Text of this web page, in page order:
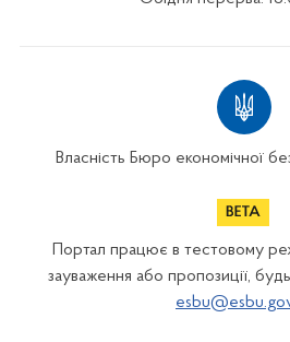
Власність Бюро економічної
Портал працює в тестовому
зауваження або пропозиції,